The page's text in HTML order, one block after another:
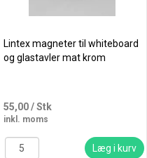
Lintex magneter til whiteboard
og glastavler mat krom
55,00/ Stk
inkl. moms
Læg i kurv